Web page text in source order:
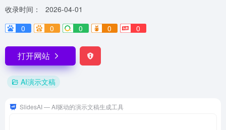
收录时间：
2026-04-01
0
0 0 0 0
打开网站
AI演示文稿
SlidesAI — AI驱动的演示文稿生成工具